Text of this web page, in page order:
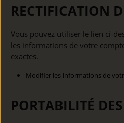
RECTIFICATION
Vous pouvez utiliser le lien ci-
les informations de votre
exactes.
Modifier les informations de
PORTABILITÉ